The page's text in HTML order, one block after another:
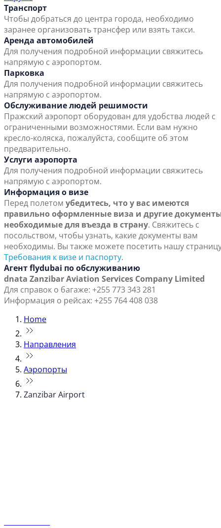
Транспорт
Чтобы добраться до центра города, необходимо
заранее организовать трансфер или взять такси.
Аренда автомобилей
Для получения подробной информации свяжитесь
напрямую с аэропортом.
Парковка
Для получения подробной информации свяжитесь
напрямую с аэропортом.
Обслуживание людей решимости
Пражский аэропорт оборудован для удобства людей с
ограниченными возможностями. Если вам нужно
кресло-коляска, пожалуйста, сообщите об этом
предварительно.
Услуги аэропорта
Для получения подробной информации свяжитесь
напрямую с аэропортом.
Информация о визе
Перед полетом убедитесь, что у вас имеются
правильно оформленные виза и другие
необходимые для въезда в страну. Свяжитесь с
посольством, чтобы узнать, какие документы вам
необходимы. Вы также можете посетить нашу
Требования к визе и паспорту.
Агент flydubai по обслуживанию
dnata Zanzibar Aviation Services Company Limited
Для справок о багаже: +255 773 343 281
Информация о рейсах: +255 764 408 038
Home
Направления
Аэропорты
Zanzibar Airport